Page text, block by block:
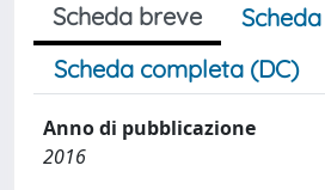
Scheda breve
Scheda completa (DC)
Anno di pubblicazione
2016